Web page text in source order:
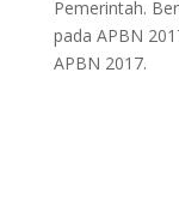
Pemerintah.
pada APBN
APBN 2017.